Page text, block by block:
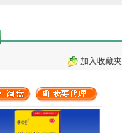
加入收藏夹